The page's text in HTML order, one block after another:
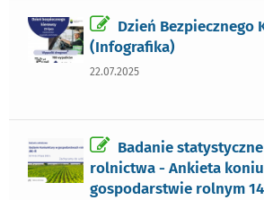
Dzień Bezpiecznego
(Infografika)
22.07.2025
Badanie
rolnictwa - Ankieta
gospodarstwie rolnym